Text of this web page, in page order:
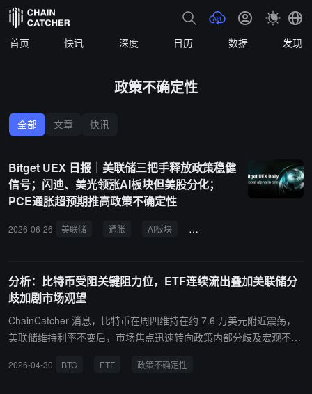
首页 快讯 深度 日历 数据 发现
政策不确定性
全部 文章 快讯
Bitget UEX 日报｜美联储三把手释放政策稳健
信号；闪迪、美光领涨AI板块但美股分化；
PCE通胀超预期推高政策不确定性
2026-06-26 美联储 通胀 AI板块 美股
分析：比特币受阻关键阻力位，ETF连续流出叠加美联储分
歧加剧市场观望
ChainCatcher 消息，比特币在周四维持在约 7.6 万美元附近震荡，
美联储维持利率不变后，市场焦点迅速转向政策内部分歧及宏观不确
力区间下方，短期缺乏突破动能。Kraken 首席经济学家 Thomas Pe
2026-04-30 BTC ETF 政策不确定性